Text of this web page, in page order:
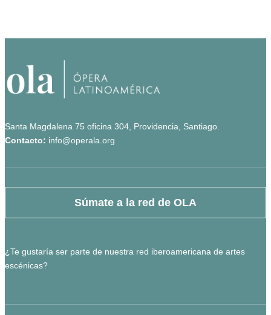
Santa Magdalena 75 oficina 304, Providencia, Santiago.
Contacto: info@operala.org
Súmate a la red de OLA
¿Te gustaría ser parte de nuestra red iberoamericana de artes
escénicas?